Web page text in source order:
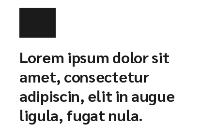
Lorem ipsum dolor sit
amet, consectetur
adipiscin, elit in augue
ligula, fugat nula.